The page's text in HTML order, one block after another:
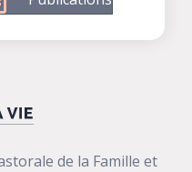
de la Famille et